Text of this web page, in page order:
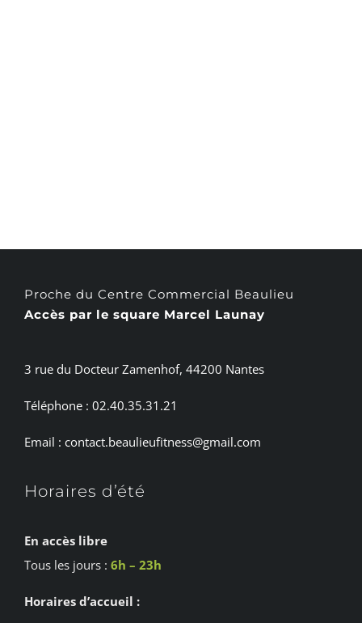
Proche du Centre Commercial Beaulieu
Accès par le square Marcel Launay
3 rue du Docteur Zamenhof, 44200 Nantes
Téléphone : 02.40.35.31.21
Email : contact.beaulieufitness@gmail.com
Horaires d’été
En accès libre
Tous les jours : 6h – 23h
Horaires d’accueil :